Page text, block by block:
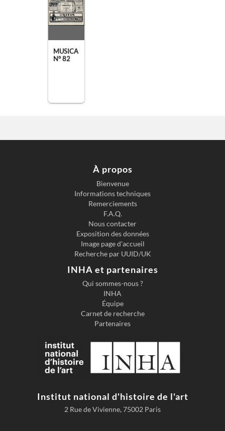
MUSICA
N° 82
À propos
Bienvenue
Informations techniques
Remerciements
F.A.Q.
Nous contacter
Exposition des données
Image page d'accueil
Recherche par UUID/UK
INHA et partenaires
Qui sommes-nous ?
INHA
Équipe
Carnet de recherche
Partenaires
Institut national d'histoire de l'art
2 Rue de Vivienne, 75002 Paris